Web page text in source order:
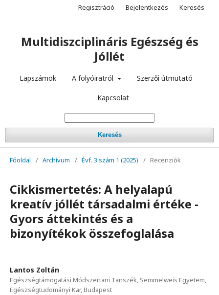
Multidiszciplináris Egészség és
Jóllét
Lapszámok A folyóiratról Szerzői útmutató
Kapcsolat
Keresés
Regisztráció Bejelentkezés Keresés
Főoldal / Archívum / Évf. 3 szám 1 (2025) / Recenziók
Cikkismertetés: A helyalapú
kreatív jóllét társadalmi értéke -
Gyors áttekintés és a
bizonyítékok összefoglalása
Lantos Zoltán
Egészségtámogatási Módszertani Tanszék, Semmelweis Egyetem,
Egészségtudományi Kar, Budapest